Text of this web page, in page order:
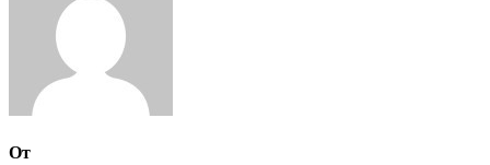
От